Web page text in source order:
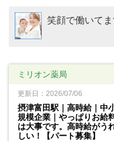
笑顔で働いて
ミリオン薬局
更新日：2026/07/06
摂津富田駅｜高時給｜中
規模企業｜やっぱりお給
は大事です。高時給がう
しい！【パート募集】